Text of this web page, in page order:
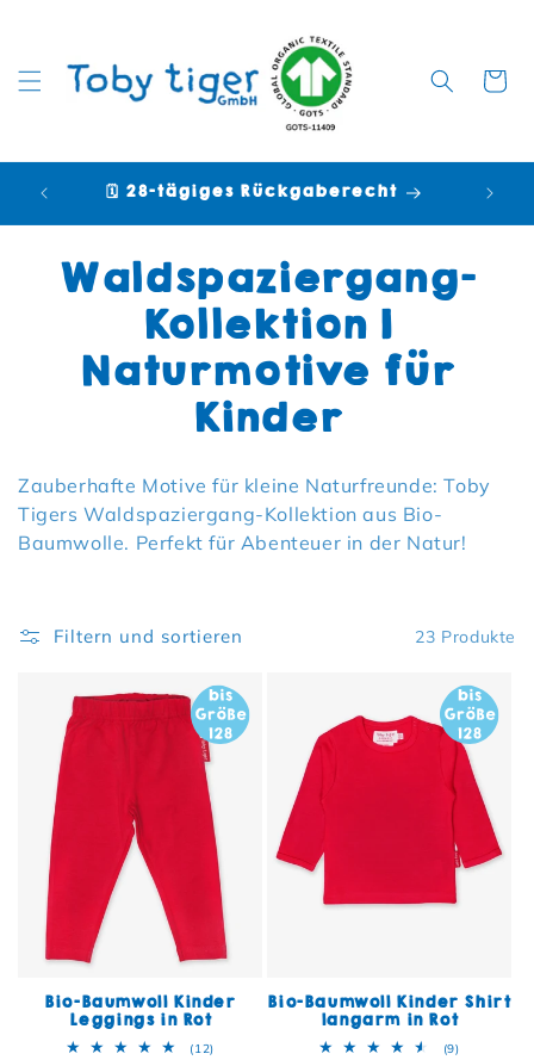
🗓️ 28-tägiges Rückgaberecht
Kategorie:
Waldspaziergang-
Kollektion |
Naturmotive für
Kinder
Zauberhafte Motive für kleine Naturfreunde: Toby
Tigers Waldspaziergang-Kollektion aus Bio-
Baumwolle. Perfekt für Abenteuer in der Natur!
Filtern und sortieren 23 Produkte
Bio-Baumwoll Kinder
Leggings in Rot
(12) 12 Bewertungen insgesamt
Bio-Baumwoll Kinder Shirt
langarm in Rot
(9)9